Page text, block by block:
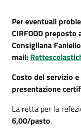
Per eventuali
CIRFOOD
Consigliana
mail:
Costo del servizio
presentazione
La retta per la
6,00/pasto.